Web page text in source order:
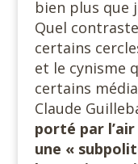
bien plus que
Quel
certains
et le cynisme
certains
Claude
porté par
une «